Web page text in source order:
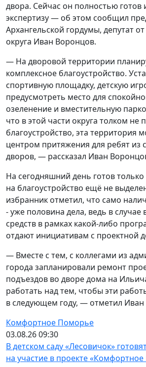
двора. Сейчас он полностью
экспертизу — об этом сообщил
Архангельской гордумы, депутат
округа Иван Воронцов.
— На дворовой территории
комплексное благоустройство.
спортивную площадку, детскую
предусмотреть место для
озеленение и вместительную
что в этой части округа толком не
благоустройство, эта территория
центром притяжения для ребят из
дворов, — рассказал Иван
На сегодняшний день готов только
на благоустройство ещё не
избранник отметил, что само
- уже половина дела, ведь в случае
средств в рамках какой-либо
отдают инициативам с проектной
— Вместе с тем, с коллегами из
города запланировали ремонт
подъездов во дворе дома на
работать над тем, чтобы эти
в следующем году, — отметил
Комфортное Поморье
03.08.26 09:30
В детском саду «Лесовичок»
на участие в проекте